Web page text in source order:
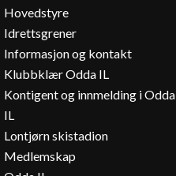
Hovedstyre
Idrettsgrener
Informasjon og kontakt
Klubbklær Odda IL
Kontigent og innmelding i Odda
IL
Lontjørn skistadion
Medlemskap